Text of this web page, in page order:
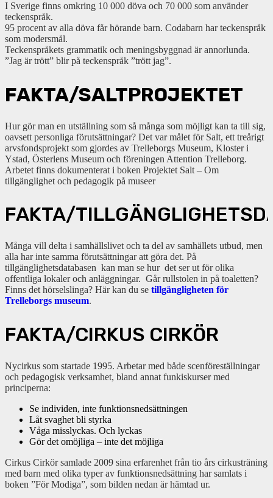
I Sverige finns omkring 10 000 döva och 70 000 som använder
teckenspråk.
95 procent av alla döva får hörande barn. Codabarn har teckenspråk
som modersmål.
Teckenspråkets grammatik och meningsbyggnad är annorlunda.
”Jag är trött” blir på teckenspråk ”trött jag”.
FAKTA/SALTPROJEKTET
Hur gör man en utställning som så många som möjligt kan ta till sig,
oavsett personliga förutsättningar? Det var målet för Salt, ett treårigt
arvsfondsprojekt som gjordes av Trelleborgs Museum, Kloster i
Ystad, Österlens Museum och föreningen Attention Trelleborg.
Arbetet finns dokumenterat i boken Projektet Salt – Om
tillgänglighet och pedagogik på museer
FAKTA/
Många vill delta i samhällslivet och ta del av samhällets utbud, men
alla har inte samma förutsättningar att göra det. På
tillgänglighetsdatabasen kan man se hur det ser ut för olika
offentliga lokaler och anläggningar. Går rullstolen in på toaletten?
Finns det hörselslinga? Här kan du se tillgängligheten för
Trelleborgs museum.
FAKTA/CIRKUS CIRKÖR
Nycirkus som startade 1995. Arbetar med både scenföreställningar
och pedagogisk verksamhet, bland annat funkiskurser med
principerna:
Se individen, inte funktionsnedsättningen
Låt svaghet bli styrka
Våga misslyckas. Och lyckas
Gör det omöjliga – inte det möjliga
Cirkus Cirkör samlade 2009 sina erfarenhet från tio års cirkusträning
med barn med olika typer av funktionsnedsättning har samlats i
boken ”För Modiga”, som bilden nedan är hämtad ur.